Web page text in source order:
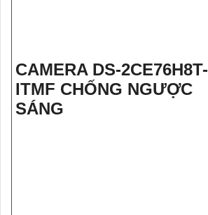
CAMERA DS-2CE76H8T-
ITMF CHỐNG NGƯỢC
SÁNG